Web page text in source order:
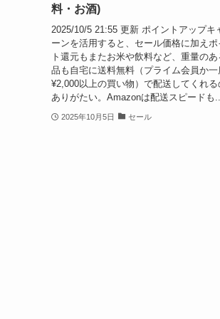
料・お酒)
2025/10/5 21:55 更新 ポイントアップキ
ーンを活用すると、セール価格に加えポ
ト還元もまたお米や飲料など、重量の
品も自宅に送料無料（プライム会員か一
¥2,000以上の買い物）で配送してくれる
ありがたい。Amazonは配送スピードも...
2025年10月5日 セール